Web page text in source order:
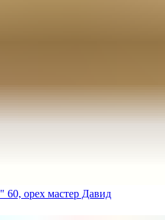
орех мастер Давид